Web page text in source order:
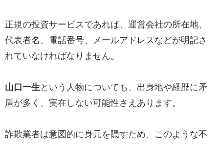
正規の投資サービスであれば、運営会社の所在地、
代表者名、電話番号、メールアドレスなどが明記さ
れていなければなりません。
山口一生 という人物についても、出身地や経歴に矛
盾が多く、実在しない可能性さえあります。
詐欺業者は意図的に身元を隠すため、このような不